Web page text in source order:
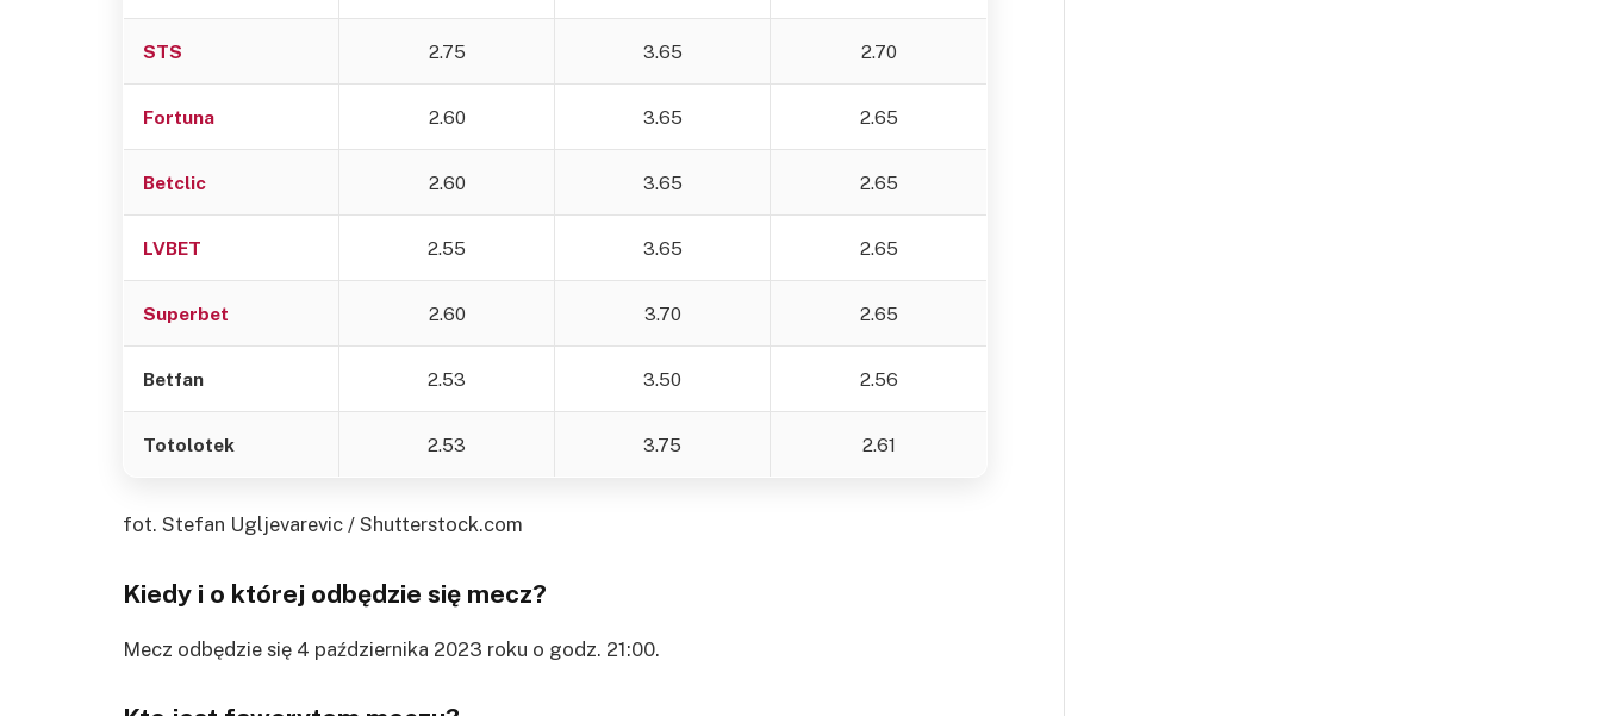
STS 2.75 3.65 2.70
Fortuna 2.60 3.65 2.65
Betclic 2.60 3.65 2.65
LVBET 2.55 3.65 2.65
Superbet 2.60 3.70 2.65
Betfan 2.53 3.50 2.56
Totolotek 2.53 3.75 2.61
fot. Stefan Ugljevarevic / Shutterstock.com
Kiedy i o której odbędzie się mecz?
Mecz odbędzie się 4 października 2023 roku o godz. 21:00.